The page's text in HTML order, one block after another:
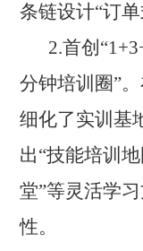
条链设计“订
2.首创
分钟培训圈”
细化了实训基
出“技能培训
堂”等灵活学
性。